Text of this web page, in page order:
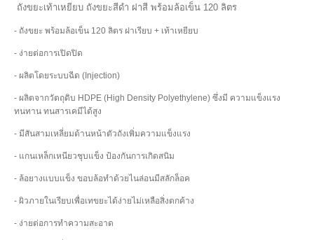
ถังขยะเท้าเหยียบ ถังขยะสีดำ ฝาสี พร้อมล้อเข็น 120 ลิตร
- ถังขยะ พร้อมล้อเข็น 120 ลิตร ฝาเรียบ + เท้าเหยียบ
- ง่ายต่อการเปิดปิด
- ผลิตโดยระบบฉีด (Injection)
- ผลิตจากวัตถุดิบ HDPE (High Density Polyethylene) ซึ่งมี ความแข็งแรง
ทนทาน ทนสารเคมีได้สูง
- มีสันสามเหลี่ยมด้านหน้าตัวถังเพิ่มความแข็งแรง
- แกนเหล็กเหนียวชุบแข็ง ป้องกันการเกิดสนิม
- ล้อยางแบบแข็ง ขอบล้อทำด้วยไนล่อนมีสลักล็อค
- ผิวภายในเรียบเพื่อเทขยะได้ง่ายไม่เหลือสิ่งตกค้าง
- ง่ายต่อการทำความสะอาด